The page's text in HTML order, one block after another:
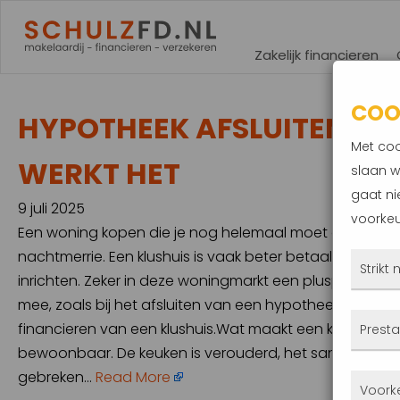
Zakelijk financieren
HYPOTHEEK AFSLUITEN
WERKT HET
9 juli 2025
Een woning kopen die je nog helemaal moet
nachtmerrie. Een klushuis is vaak beter betaalbaar en
inrichten. Zeker in deze woningmarkt een pluspunt.
mee, zoals bij het afsluiten van een hypotheek. In dit
financieren van een klushuis.Wat maakt een klushuis
bewoonbaar. De keuken is verouderd, het sanitair
gebreken… Read More
Met
slaan
gaat
Strikt